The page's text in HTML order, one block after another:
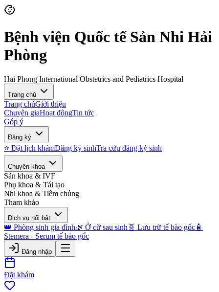
Bệnh viện Quốc tế Sản Nhi Hải
Phòng
Hai Phong International Obstetrics and Pediatrics Hospital
Trang chủ
Trang chủGiới thiệu
Chuyên giaHoạt độngTin tức
Góp ý
Đăng ký
⭐ Đặt lịch khámĐăng ký sinhTra cứu đăng ký sinh
Chuyên khoa
Sản khoa & IVF
Phụ khoa & Tái tạo
Nhi khoa & Tiêm chủng
Tham khảo
Dịch vụ nổi bật
👑 Phòng sinh gia đình🌿 Ở cữ sau sinh 🧬 Lưu trữ tế bào gốc 🧴
Stemera - Serum tế bào gốc
Đăng nhập
Đặt khám